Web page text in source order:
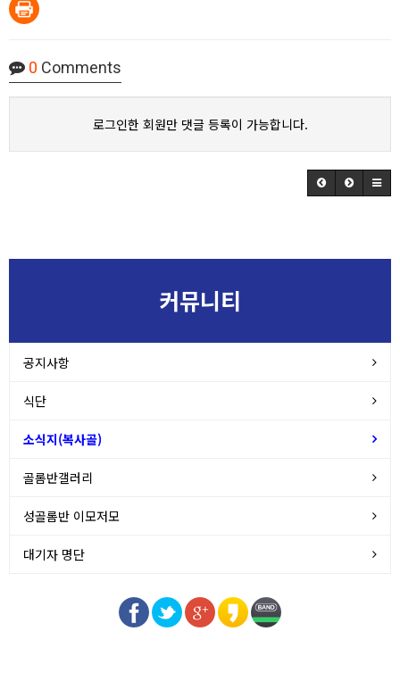
0 Comments
로그인한 회원만 댓글 등록이 가능합니다.
커뮤니티
공지사항
식단
소식지(복사골)
골롬반갤러리
성골롬반 이모저모
대기자 명단